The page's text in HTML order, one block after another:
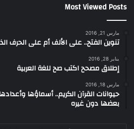
Most Viewed Posts
مارس 21, 2016
تنوين الفتح.. على الألف أم على الحرف
يناير 28, 2016
إطلاق مصحح اكتب صح للغة العربية
مارس 18, 2016
حيوانات القرآن الكريم.. أسماؤها
بعضها دون غيره